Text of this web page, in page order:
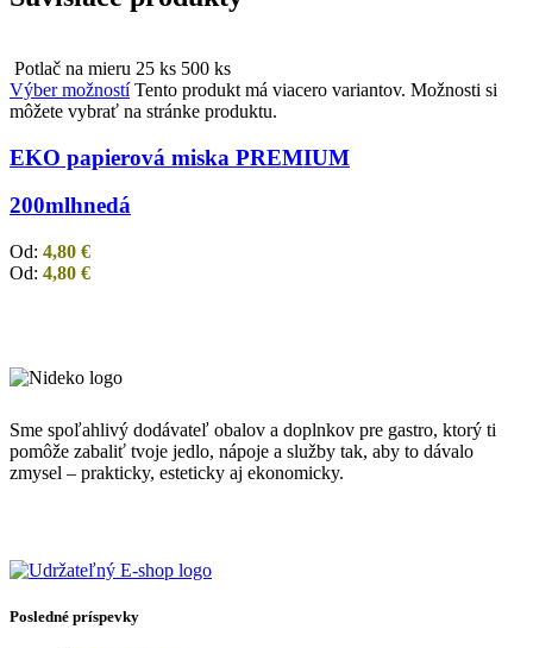
Potlač na mieru 25 ks 500 ks
Výber možností Tento produkt má viacero variantov. Možnosti si
môžete vybrať na stránke produktu.
EKO papierová miska PREMIUM
200mlhnedá
Od: 4,80 €
Od: 4,80 €
Sme spoľahlivý dodávateľ obalov a doplnkov pre gastro, ktorý ti
pomôže zabaliť tvoje jedlo, nápoje a služby tak, aby to dávalo
zmysel – prakticky, esteticky aj ekonomicky.
Posledné príspevky